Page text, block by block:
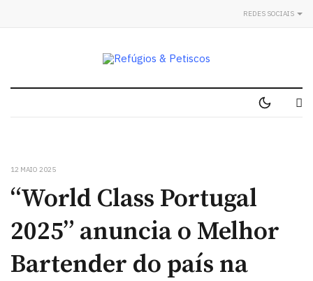
REDES SOCIAIS
12 MAIO 2025
“World Class Portugal
2025” anuncia o Melhor
Bartender do país na